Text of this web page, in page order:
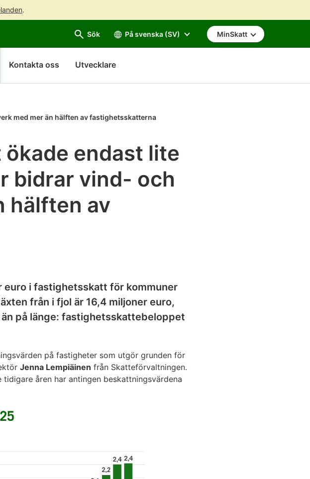
.
Sök På svenska (SV) MinSkatt
Kontakta oss Utvecklare
med mer än hälften av fastighetsskatterna
endast lite
bidrar vind- och
hälften av
euro i fastighetsskatt för kommuner
från i fjol är 16,4 miljoner euro,
på länge: fastighetsskattebeloppet
på fastigheter som utgör grunden för
Jenna Lempiäinen från Skatteförvaltningen.
åren har antingen beskattningsvärdena